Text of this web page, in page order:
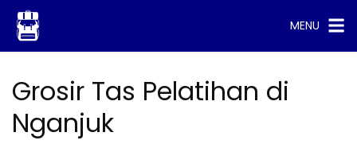
Skip
content
MENU
Grosir Tas Pelatihan di
Nganjuk